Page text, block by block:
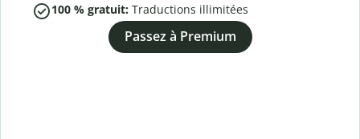
100 % gratuit: Traductions illimitées
Passez à Premium